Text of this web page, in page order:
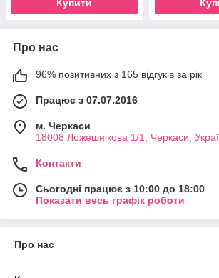
Купити
Про нас
96% позитивних з 165 відгуків за рік
Працює з 07.07.2016
м. Черкаси
18008 Ложешнікова 1/1, Черкаси,
Контакти
Сьогодні працює з 10:00 до 18:00
Показати весь графік роботи
Про нас